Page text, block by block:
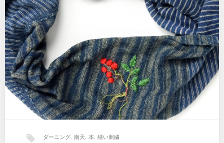
植物刺繍とダーニング『南天』
インディゴ染めのスヌードは虫食いの穴があり、「難を転ずる」赤
い実の南天をダーニング。 「植物刺繍とダーニング」…
ダーニング, 南天, 本, 繕い刺繍